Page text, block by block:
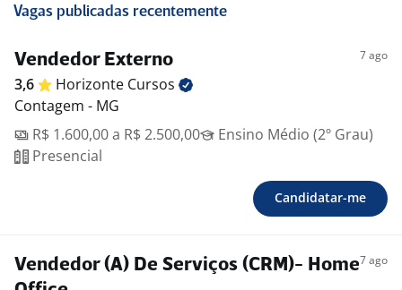
Vagas publicadas recentemente
Vendedor Externo 7 ago
3,6 Horizonte Cursos
Contagem - MG
R$ 1.600,00 a R$ 2.500,00
Ensino Médio (2º Grau)
Presencial
Candidatar-me
Vendedor (A) De Serviços (CRM)- Home7 ago